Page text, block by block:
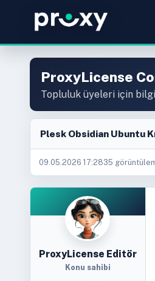
ProxyLicense
Topluluk üyeleri için
Plesk Obsidian Ubuntu
09.05.2026 17:2835
ProxyLicense Editör
Konu sahibi